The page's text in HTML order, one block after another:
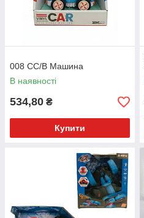
008 СС/В Машина
В наявності
534,80 ₴
Купити